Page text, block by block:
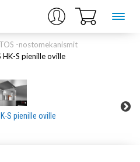
-nostomekanismit
HK-S pienille oville
S pienille oville